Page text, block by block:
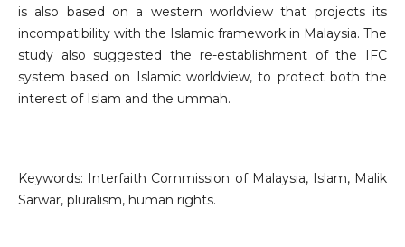
is also based on a western worldview that projects its
incompatibility with the Islamic framework in Malaysia. The
study also suggested the re-establishment of the IFC
system based on Islamic worldview, to protect both the
interest of Islam and the ummah.
Keywords: Interfaith Commission of Malaysia, Islam, Malik
Sarwar, pluralism, human rights.